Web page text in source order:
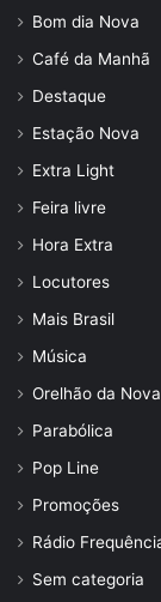
Bom dia Nova
Café da Manhã
Destaque
Estação Nova
Extra Light
Feira livre
Hora Extra
Locutores
Mais Brasil
Música
Orelhão da Nova
Parabólica
Pop Line
Promoções
Rádio
Sem categoria